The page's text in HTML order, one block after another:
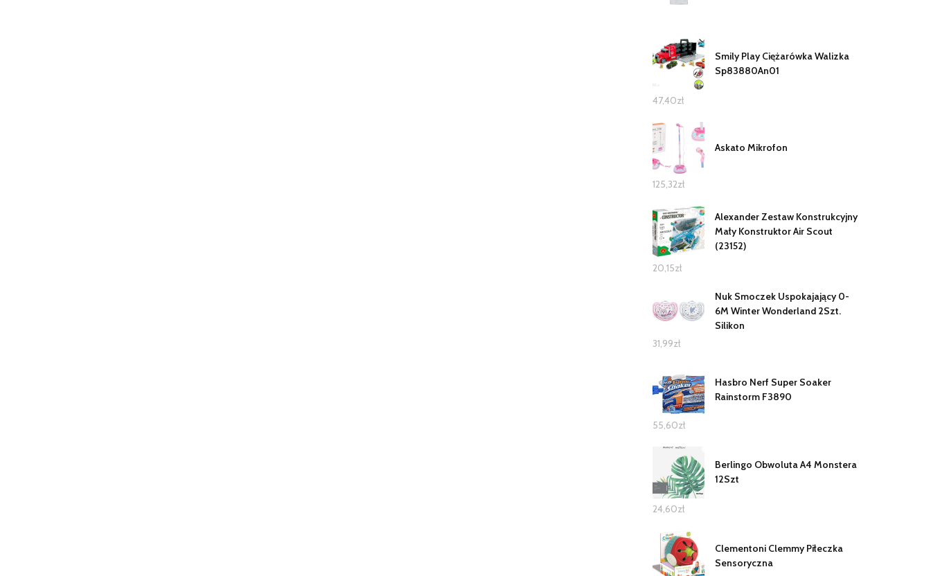
Smily Play Ciężarówka Walizka
Sp83880An01
47,40zł
Askato Mikrofon
125,32zł
Alexander Zestaw Konstrukcyjny
Mały Konstruktor Air Scout
(23152)
20,15zł
Nuk Smoczek Uspokajający 0-
6M Winter Wonderland 2Szt.
Silikon
31,99zł
Hasbro Nerf Super Soaker
Rainstorm F3890
55,60zł
Berlingo Obwoluta A4 Monstera
12Szt
24,60zł
Clementoni Clemmy Piłeczka
Sensoryczna